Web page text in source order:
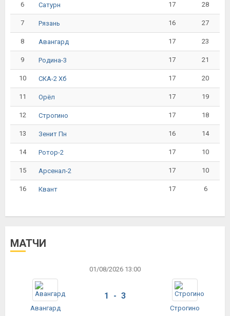
6 Сатурн 17 28
7 Рязань 16 27
8 Авангард 17 23
9 Родина-3 17 21
10 СКА-2 Хб 17 20
11 Орёл 17 19
12 Строгино 17 18
13 Зенит Пн 16 14
14 Ротор-2 17 10
15 Арсенал-2 17 10
16 Квант 17 6
МАТЧИ
01/08/2026 13:00
Авангард
1 - 3
Строгино